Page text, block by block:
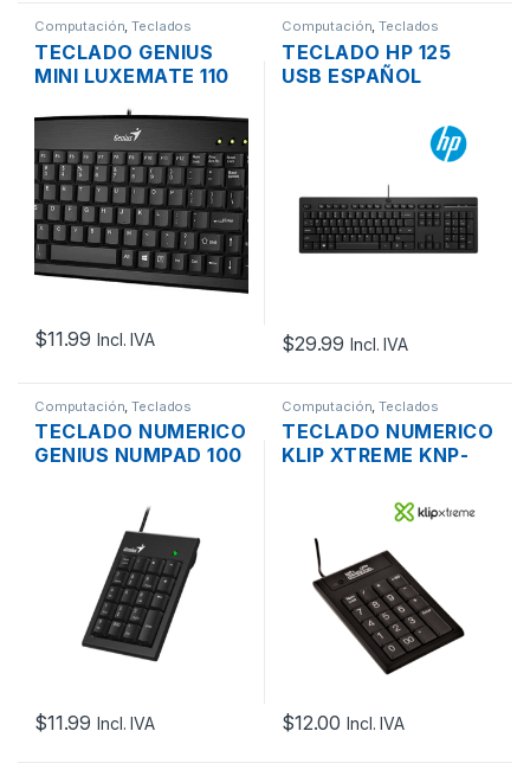
Computación,Teclados
TECLADO GENIUS
MINI LUXEMATE 110
$11.99 Incl. IVA
Computación,Teclados
TECLADO HP 125
USB ESPAÑOL
$29.99 Incl. IVA
Computación ,Teclados
TECLADO NUMERICO
GENIUS NUMPAD 100
$11.99 Incl. IVA
Computación ,Teclados
TECLADO NUMERICO
KLIP XTREME KNP-
$12.00 Incl. IVA